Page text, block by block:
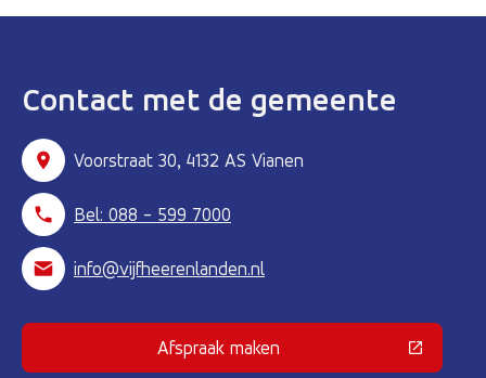
Contact met de gemeente
Voorstraat 30, 4132 AS Vianen
Bel: 088 - 599 7000
info@vijfheerenlanden.nl
Afspraak maken(Deze link gaat naar een externe